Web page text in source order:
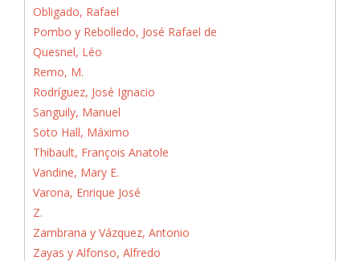
Obligado, Rafael
Pombo y Rebolledo, José Rafael de
Quesnel, Léo
Remo, M.
Rodríguez, José Ignacio
Sanguily, Manuel
Soto Hall, Máximo
Thibault, François Anatole
Vandine, Mary E.
Varona, Enrique José
Z.
Zambrana y Vázquez, Antonio
Zayas y Alfonso, Alfredo